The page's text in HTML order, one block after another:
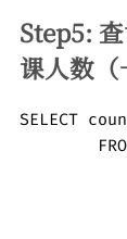
Step5:
课人数（
SELECT